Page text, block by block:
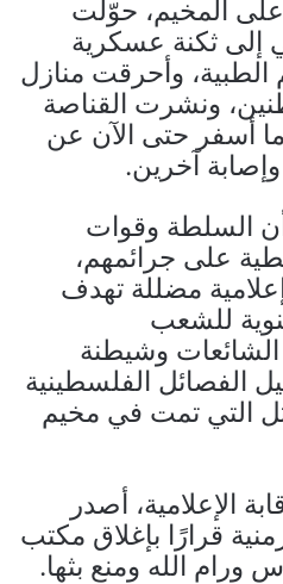
المخيم، حوّلت
ثكنة عسكرية
وأحرقت منازل
ونشرت القناصة
أسفر حتى الآن عن
آخرين.
السلطة وقوات
على جرائمهم،
مضللة تهدف
للشعب
وشيطنة
الفصائل الفلسطينية
التي تمت في مخيم
الإعلامية، أصدر
قرارًا بإغلاق مكتب
ورام الله ومنع بثها.